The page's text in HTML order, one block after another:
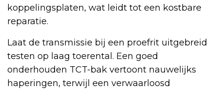
koppelingsplaten, wat leidt tot een kostbare
reparatie.
Laat de transmissie bij een proefrit uitgebreid
testen op laag toerental. Een goed
onderhouden TCT-bak vertoont nauwelijks
haperingen, terwijl een verwaarloosd